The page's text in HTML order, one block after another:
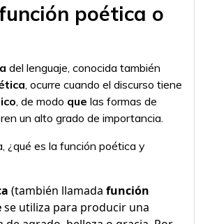
poética o
del lenguaje, conocida también
, ocurre cuando el discurso tiene
, de modo que las formas de
un alto grado de importancia.
¿qué es la función poética y
(también llamada función
se utiliza para producir una